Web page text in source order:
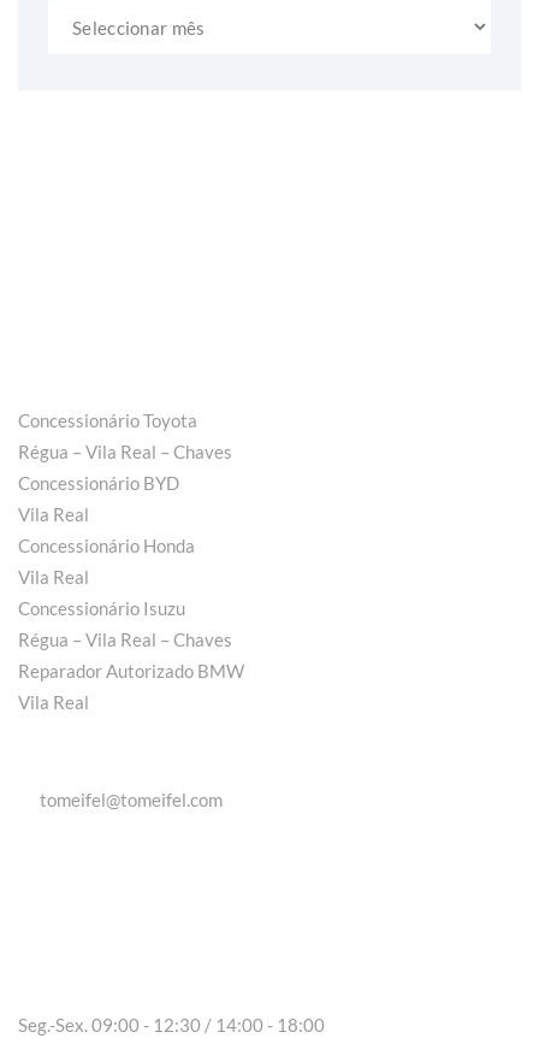
Concessionário Toyota
Régua – Vila Real – Chaves
Concessionário BYD
Vila Real
Concessionário Honda
Vila Real
Concessionário Isuzu
Régua – Vila Real – Chaves
Reparador Autorizado BMW
Vila Real
tomeifel@tomeifel.com
Seg.-Sex. 09:00 - 12:30 / 14:00 - 18:00